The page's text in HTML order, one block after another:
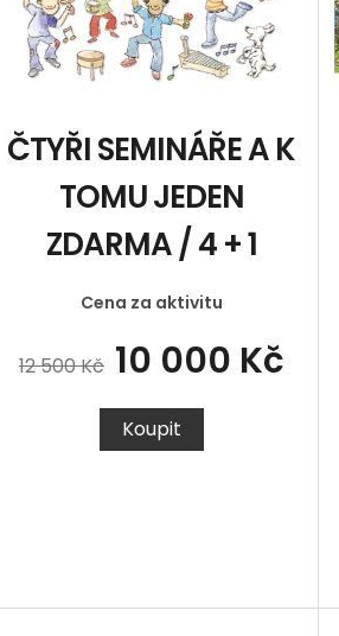
ČTYŘI SEMINÁŘE A K
TOMU JEDEN
ZDARMA / 4 + 1
Cena za aktivitu
12 500 Kč 10 000 Kč
Koupit